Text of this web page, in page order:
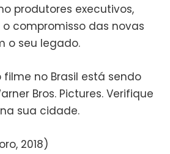
produtores executivos,
compromisso das novas
o seu legado.
no Brasil está sendo
Bros. Pictures. Verifique
sua cidade.
2018)